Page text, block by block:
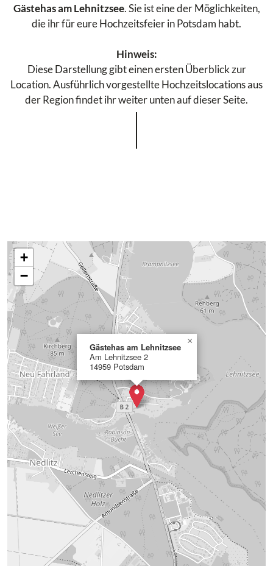
Gästehas am Lehnitzsee. Sie ist eine der Möglichkeiten,
die ihr für eure Hochzeitsfeier in Potsdam habt.
Hinweis:
Diese Darstellung gibt einen ersten Überblick zur
Location. Ausführlich vorgestellte Hochzeitslocations aus
der Region findet ihr weiter unten auf dieser Seite.
Gästehas am Lehnitzsee
Am Lehnitzsee 2
14959 Potsdam
×
+
−